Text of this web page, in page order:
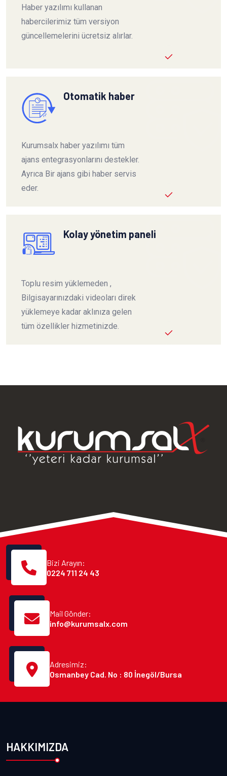
Haber yazılımı kullanan
habercilerimiz tüm versiyon
güncellemelerini ücretsiz alırlar.
Otomatik haber
Kurumsalx haber yazılımı tüm
ajans entegrasyonlarını destekler.
Ayrıca Bir ajans gibi haber servis
eder.
Kolay yönetim paneli
Toplu resim yüklemeden ,
Bilgisayarınızdaki videoları direk
yüklemeye kadar aklınıza gelen
tüm özellikler hizmetinizde.
Bizi Arayın:
0224 711 24 43
Mail Gönder:
info@kurumsalx.com
Adresimiz:
Osmanbey Cad. No : 80 İnegöl/Bursa
HAKKIMIZDA